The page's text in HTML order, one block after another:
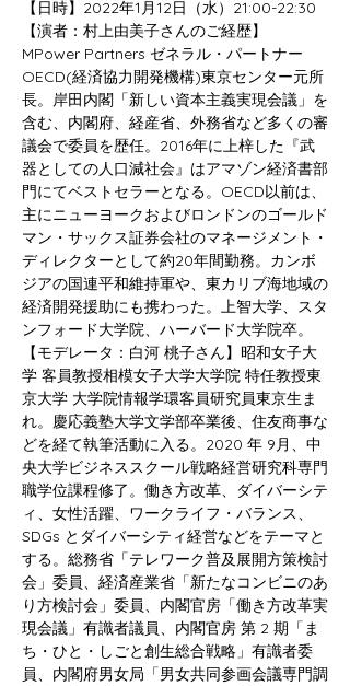
【日時】2022年1月12日（水）21:00-22:30
【演者：村上由美子さんのご経歴】
MPower Partners ゼネラル・パートナー
OECD(経済協力開発機構)東京センター元所
⻑。岸田内閣「新しい資本主義実現会議」を
含む、内閣府、経産省、外務省など多くの審
議会で委員を歴任。2016年に上梓した『武
器としての人口減社会』はアマゾン経済書部
門にてベストセラーとなる。OECD以前は、
主にニューヨークおよびロンドンのゴールド
マン・サックス証券会社のマネージメント・
ディレクターとして約20年間勤務。カンボ
ジアの国連平和維持軍や、東カリブ海地域の
経済開発援助にも携わった。上智大学、スタ
ンフォード大学院、ハーバード大学院卒。
【モデレータ：白河 桃子さん】昭和女子大
学 客員教授相模女子大学大学院 特任教授東
京大学 大学院情報学環客員研究員東京生ま
れ。慶応義塾大学文学部卒業後、住友商事な
どを経て執筆活動に入る。2020 年 9月、中
央大学ビジネススクール戦略経営研究科専門
職学位課程修了。働き方改革、ダイバーシテ
ィ、女性活躍、ワークライフ・バランス、
SDGs とダイバーシティ経営などをテーマと
する。総務省「テレワーク普及展開方策検討
会」委員、経済産業省「新たなコンビニのあ
り方検討会」委員、内閣官房「働き方改革実
現会議」有識者議員、内閣官房 第 2 期「ま
ち・ひと・しごと創生総合戦略」有識者委
員、内閣府男女局「男女共同参画会議専門調